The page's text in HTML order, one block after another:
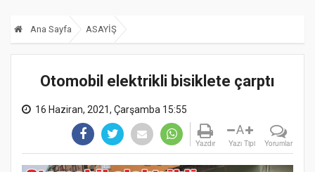
Ana Sayfa ASAYİŞ
Otomobil elektrikli bisiklete çarptı
16 Haziran, 2021, Çarşamba 15:55
Yazdır
A
Yazı Tipi Yorumlar